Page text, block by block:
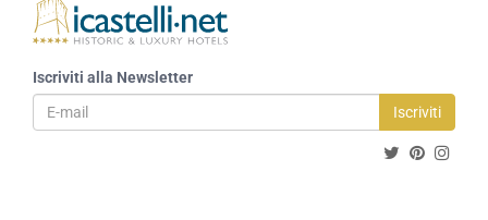
Iscriviti alla Newsletter
Iscriviti